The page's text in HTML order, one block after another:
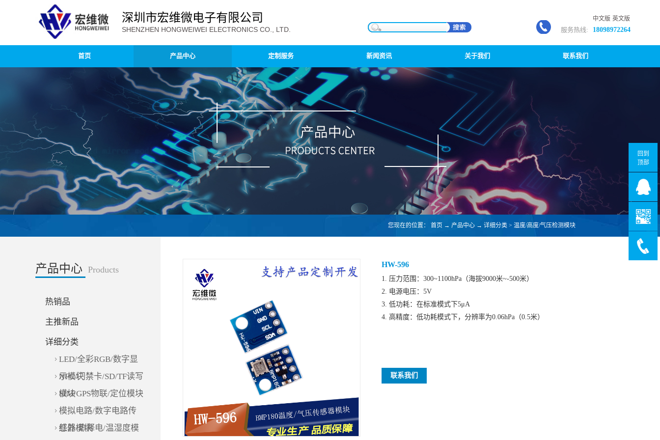
深圳市宏维微电子有限公司
SHENZHEN HONGWEIWEI ELECTRONICS CO., LTD. 服务热线: 18098972264
中文版 英文版
首页 产品中心 定制服务 新闻资讯 关于我们 联系我们
产品中心 Products
热销品
主推新品
详细分类
LED/全彩RGB/数字显
示模块
NFC/门禁卡/SD/TF读写
模块
SIM/GPS物联/定位模块
模拟电路/数字电路传
感器模块
红外/热释电/温湿度模
您现在的位置： 首页 → 产品中心 → 详细分类 > 温度/高度/气压检测模块
联系我们
HW-596
1. 压力范围：300~1100hPa（海拔9000米~-500米）
2. 电源电压：5V
3. 低功耗：在标准模式下5μA
4. 高精度：低功耗模式下，分辨率为0.06hPa（0.5米）
回到
顶部